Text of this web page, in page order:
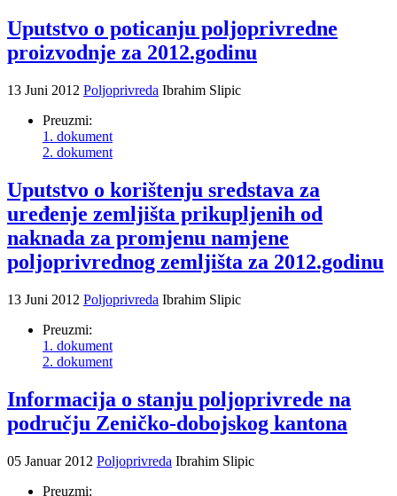
Uputstvo o poticanju poljoprivredne
proizvodnje za 2012.godinu
13 Juni 2012 Poljoprivreda Ibrahim Slipic
Preuzmi:
1. dokument
2. dokument
Uputstvo o korištenju sredstava za
uređenje zemljišta prikupljenih od
naknada za promjenu namjene
poljoprivrednog zemljišta za 2012.godinu
13 Juni 2012 Poljoprivreda Ibrahim Slipic
Preuzmi:
1. dokument
2. dokument
Informacija o stanju poljoprivrede na
području Zeničko-dobojskog kantona
05 Januar 2012 Poljoprivreda Ibrahim Slipic
Preuzmi: